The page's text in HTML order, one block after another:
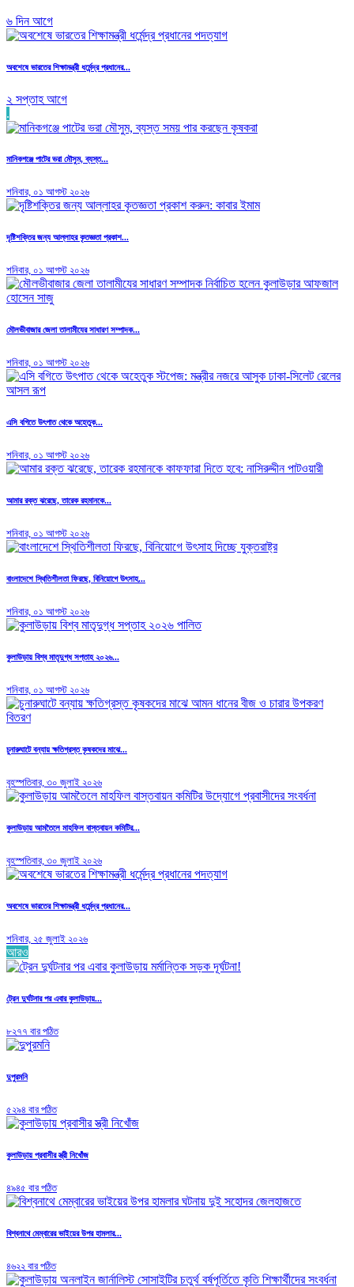
৬ দিন আগে
অবশেষে ভারতের শিক্ষামন্ত্রী ধর্মেন্দ্র প্রধানের...
২ সপ্তাহ আগে
.
মানিকগঞ্জে পাটের ভরা মৌসুম, ব্যস্ত...
শনিবার, ০১ আগস্ট ২০২৬
দৃষ্টিশক্তির জন্য আল্লাহর কৃতজ্ঞতা প্রকাশ...
শনিবার, ০১ আগস্ট ২০২৬
মৌলভীবাজার জেলা তালামীযের সাধারণ সম্পাদক...
শনিবার, ০১ আগস্ট ২০২৬
এসি বগিতে উৎপাত থেকে অহেতুক...
শনিবার, ০১ আগস্ট ২০২৬
আমার রক্ত ঝরেছে, তারেক রহমানকে...
শনিবার, ০১ আগস্ট ২০২৬
বাংলাদেশে স্থিতিশীলতা ফিরছে, বিনিয়োগে উৎসাহ...
শনিবার, ০১ আগস্ট ২০২৬
কুলাউড়ায় বিশ্ব মাতৃদুগ্ধ সপ্তাহ ২০২৬...
শনিবার, ০১ আগস্ট ২০২৬
চুনারুঘাটে বন্যায় ক্ষতিগ্রস্ত কৃষকদের মাঝে...
বৃহস্পতিবার, ৩০ জুলাই ২০২৬
কুলাউড়ায় আমতৈলে মাহফিল বাস্তবায়ন কমিটির...
বৃহস্পতিবার, ৩০ জুলাই ২০২৬
অবশেষে ভারতের শিক্ষামন্ত্রী ধর্মেন্দ্র প্রধানের...
শনিবার, ২৫ জুলাই ২০২৬
আরও
ট্রেন দুর্ঘটনার পর এবার কুলাউড়ায়...
৮২৭৭ বার পঠিত
দুপুরমনি
৫২৯৪ বার পঠিত
কুলাউড়ায় প্রবাসীর স্ত্রী নিখোঁজ
৪৯৪৫ বার পঠিত
বিশ্বনাথে মেম্বারের ভাইয়ের উপর হামলার...
৪৬২২ বার পঠিত